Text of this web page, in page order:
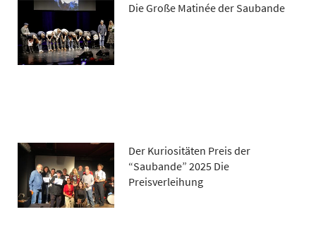
Die Große Matinée der Saubande
Der Kuriositäten Preis der
“Saubande” 2025 Die
Preisverleihung